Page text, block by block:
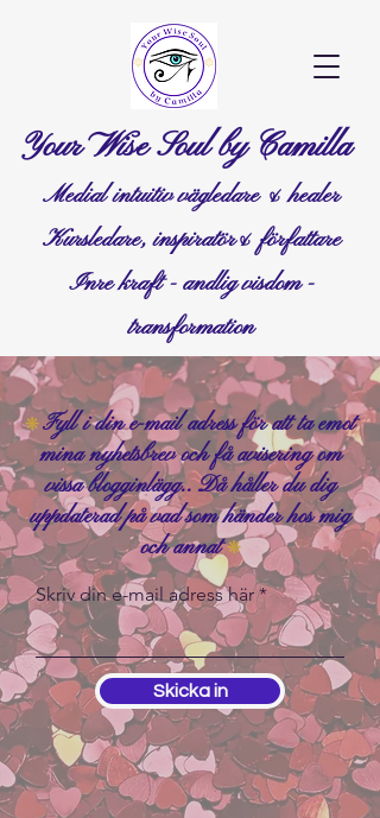
Your Wise Soul by Camilla
Medial intuitiv vägledare & healer
Kursledare, inspiratör& författare
Inre kraft - andlig visdom -
transformation
❊Fyll i din e-mail adress för att ta emot
mina nyhetsbrev och få avisering om
vissa blogginlägg.. Då håller du dig
uppdaterad på vad som händer hos mig
och annat❊
Skriv din e-mail adress här
Skicka in